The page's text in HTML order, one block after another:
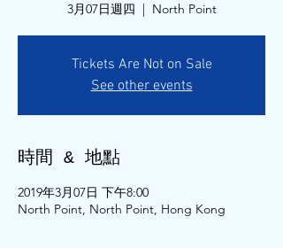
3月07日週四
  |
North Point
Tickets Are Not on Sale
See other events
時間 & 地點
2019年3月07日 下午8:00
North Point, North Point, Hong Kong